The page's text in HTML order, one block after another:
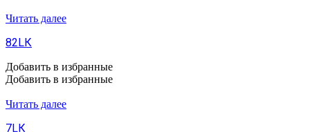
Читать далее
82LК
Добавить в избранные
Добавить в избранные
Читать далее
7LК